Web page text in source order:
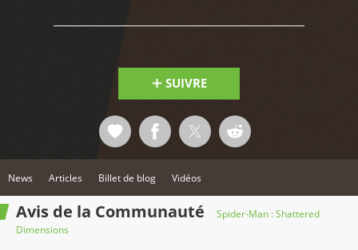
SUIVRE
News Articles Billet de blog Vidéos
Avis de la Communauté
Spider-Man : Shattered
Dimensions